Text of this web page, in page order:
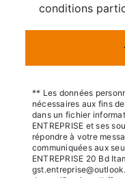
conditions
** Les données
nécessaires aux fins
dans un fichier
ENTREPRISE et ses
répondre à votre
communiquées aux
ENTREPRISE 20 Bd